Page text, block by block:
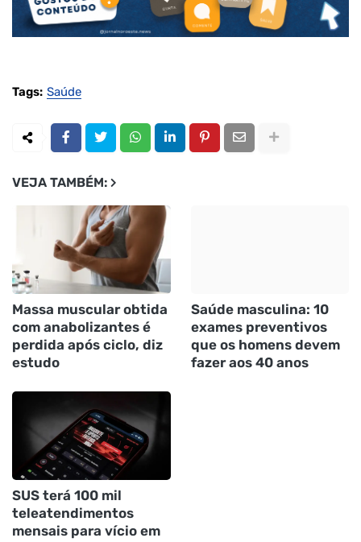
Tags: Saúde
VEJA TAMBÉM:
Massa muscular obtida
com anabolizantes é
perdida após ciclo, diz
estudo
Saúde masculina: 10
exames preventivos
que os homens devem
fazer aos 40 anos
SUS terá 100 mil
teleatendimentos
mensais para vício em